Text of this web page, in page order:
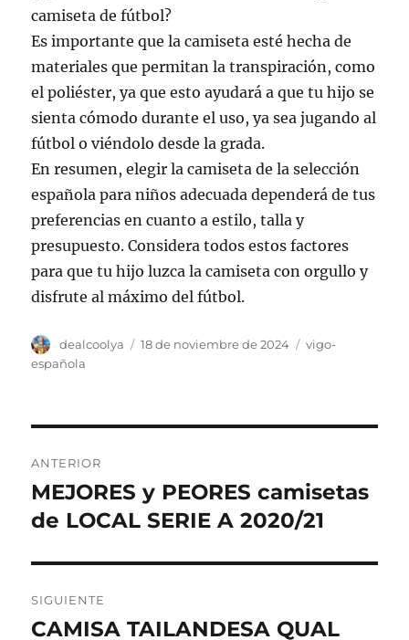
camiseta de fútbol?
Es importante que la camiseta esté hecha de
materiales que permitan la transpiración, como
el poliéster, ya que esto ayudará a que tu hijo se
sienta cómodo durante el uso, ya sea jugando al
fútbol o viéndolo desde la grada.
En resumen, elegir la camiseta de la selección
española para niños adecuada dependerá de tus
preferencias en cuanto a estilo, talla y
presupuesto. Considera todos estos factores
para que tu hijo luzca la camiseta con orgullo y
disfrute al máximo del fútbol.
Autor
dealcoolya
Publicado
18 de noviembre de 2024 Categorías
vigo-
española
de
entradas
ANTERIOR
Entrada
anterior:
MEJORES y PEORES camisetas
de LOCAL SERIE A 2020/21
SIGUIENTE
Entrada
CAMISA TAILANDESA QUAL